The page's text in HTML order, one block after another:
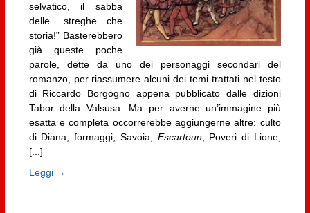
selvatico, il sabba
delle streghe…che
storia!” Basterebbero
già queste poche
parole, dette da uno dei personaggi secondari del
romanzo, per riassumere alcuni dei temi trattati nel testo
di Riccardo Borgogno appena pubblicato dalle dizioni
Tabor della Valsusa. Ma per averne un’immagine più
esatta e completa occorrerebbe aggiungerne altre: culto
di Diana, formaggi, Savoia, Escartoun, Poveri di Lione,
[...]
Leggi →